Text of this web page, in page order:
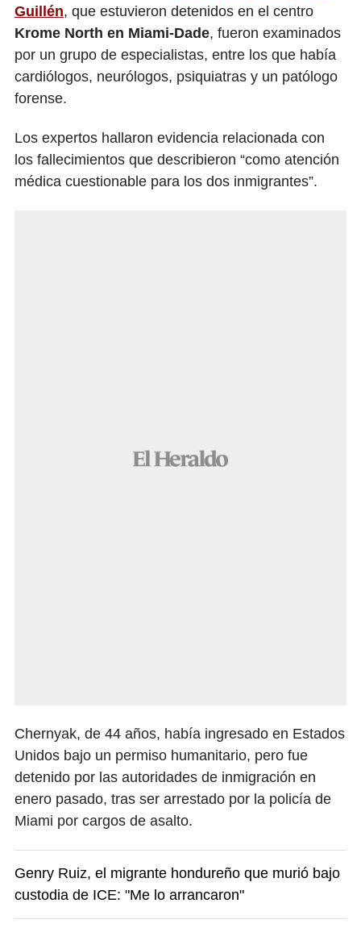
Guillén, que estuvieron detenidos en el centro
Krome North en Miami-Dade, fueron examinados
por un grupo de especialistas, entre los que había
cardiólogos, neurólogos, psiquiatras y un patólogo
forense.
Los expertos hallaron evidencia relacionada con
los fallecimientos que describieron “como atención
médica cuestionable para los dos inmigrantes”.
Chernyak, de 44 años, había ingresado en Estados
Unidos bajo un permiso humanitario, pero fue
detenido por las autoridades de inmigración en
enero pasado, tras ser arrestado por la policía de
Miami por cargos de asalto.
Genry Ruiz, el migrante hondureño que murió bajo
custodia de ICE: "Me lo arrancaron"